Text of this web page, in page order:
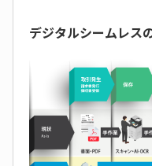
デジタルシームレス